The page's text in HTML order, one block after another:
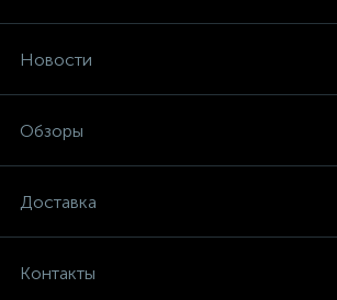
Новости
Обзоры
Доставка
Контакты